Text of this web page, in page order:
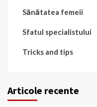
Sănătatea femeii
Sfatul specialistului
Tricks and tips
Articole recente